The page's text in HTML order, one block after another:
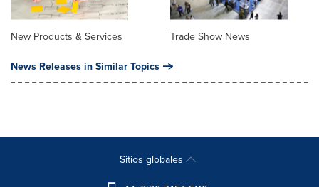
New Products & Services Trade Show News
News Releases in Similar Topics
Sitios globales